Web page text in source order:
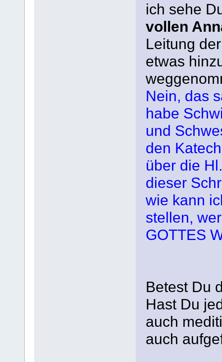
ich sehe
vollen
Leitung
etwas
Nein, das
habe
und
den
über die
dieser
wie kann
stellen,
GOTTES
Betest Du
Hast Du
auch
auch